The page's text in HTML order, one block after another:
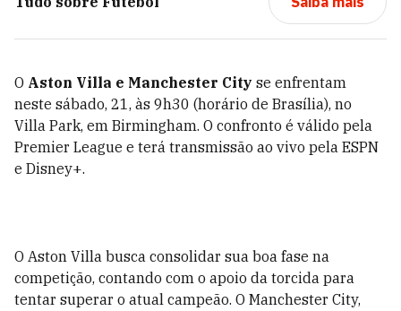
O Aston Villa e Manchester City se enfrentam
neste sábado, 21, às 9h30 (horário de Brasília), no
Villa Park, em Birmingham. O confronto é válido pela
Premier League e terá transmissão ao vivo pela ESPN
e Disney+.
O Aston Villa busca consolidar sua boa fase na
competição, contando com o apoio da torcida para
tentar superar o atual campeão. O Manchester City,